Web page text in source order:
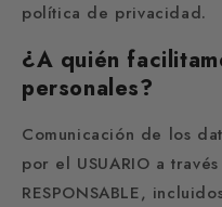
política de privacidad.
¿A quién
personales?
Comunicación de los
por el USUARIO a
RESPONSABLE,